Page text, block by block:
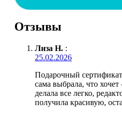
Отзывы
Лиза Н. :
25.02.2026
Подарочный
сама выбрала, что
делала все легко,
получила красивую,